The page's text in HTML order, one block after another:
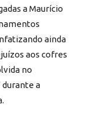
a Maurício
ainda
aos cofres
no
durante a